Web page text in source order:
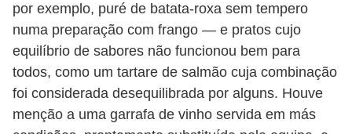
por exemplo, puré de batata-roxa sem tempero
numa preparação com frango — e pratos cujo
equilíbrio de sabores não funcionou bem para
todos, como um tartare de salmão cuja combinação
foi considerada desequilibrada por alguns. Houve
menção a uma garrafa de vinho servida em más